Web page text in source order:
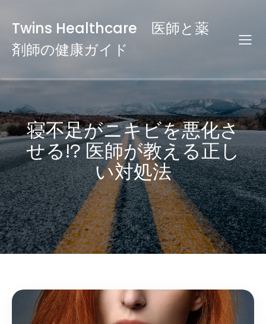
Twins Healthcare 医師と薬
剤師の健康ガイド
寝不足がニキビを悪化さ
せる!? 医師が教える正し
い対処法